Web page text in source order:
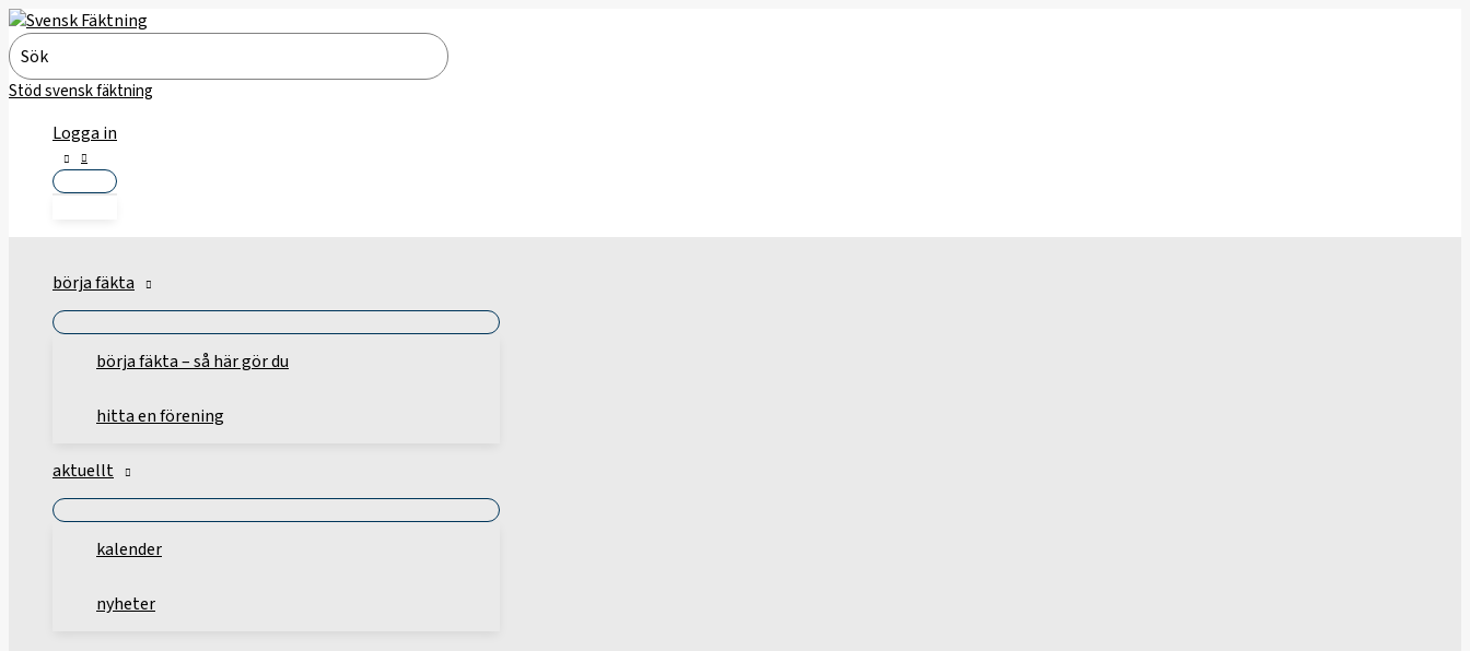
Hoppa
till
innehåll
Search
for:
Stöd svensk fäktning
Logga in
börja fäkta
börja fäkta – så här gör du
hitta en förening
aktuellt
kalender
nyheter